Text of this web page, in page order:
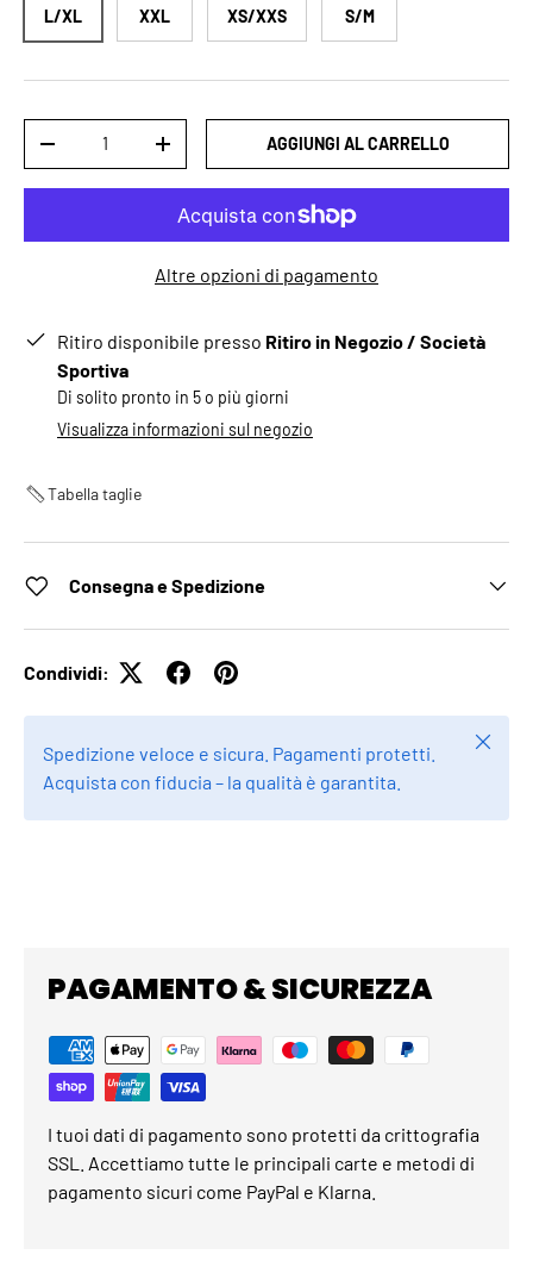
L/XL XXL XS/XXS S/M
-
+ AGGIUNGI AL CARRELLO
Altre opzioni di pagamento
Ritiro disponibile presso Ritiro in Negozio / Società
Sportiva
Di solito pronto in 5 o più giorni
Visualizza informazioni sul negozio
Tabella taglie
Consegna e Spedizione
Condividi:
Spedizione veloce e sicura. Pagamenti protetti.
Acquista con fiducia – la qualità è garantita.
Chiudi
PAGAMENTO & SICUREZZA
I tuoi dati di pagamento sono protetti da crittografia
SSL. Accettiamo tutte le principali carte e metodi di
pagamento sicuri come PayPal e Klarna.